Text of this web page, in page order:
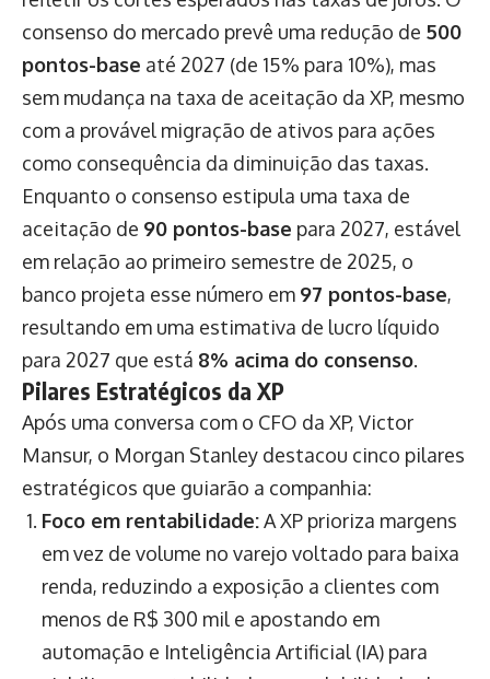
consenso do mercado prevê uma redução de 500
pontos-base até 2027 (de 15% para 10%), mas
sem mudança na taxa de aceitação da XP, mesmo
com a provável migração de ativos para ações
como consequência da diminuição das taxas.
Enquanto o consenso estipula uma taxa de
aceitação de 90 pontos-base para 2027, estável
em relação ao primeiro semestre de 2025, o
banco projeta esse número em 97 pontos-base,
resultando em uma estimativa de lucro líquido
para 2027 que está 8% acima do consenso.
Pilares Estratégicos da XP
Após uma conversa com o CFO da XP, Victor
Mansur, o Morgan Stanley destacou cinco pilares
estratégicos que guiarão a companhia:
Foco em rentabilidade:A XP prioriza margens
em vez de volume no varejo voltado para baixa
renda, reduzindo a exposição a clientes com
menos de R$ 300 mil e apostando em
automação e Inteligência Artificial (IA) para